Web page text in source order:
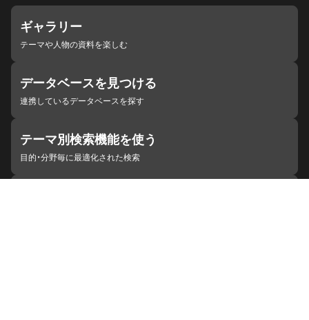
ギャラリー
テーマや人物の資料を楽しむ
データベースを見つける
連携しているデータベースを探す
テーマ別検索機能を使う
目的・分野毎に最適化された検索